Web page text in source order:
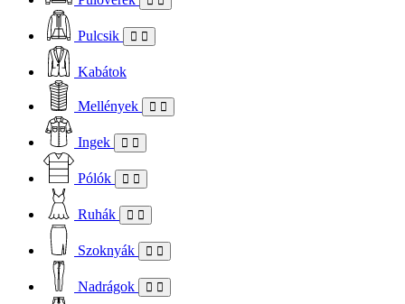
Pulcsik
Kabátok
Mellények
Ingek
Pólók
Ruhák
Szoknyák
Nadrágok